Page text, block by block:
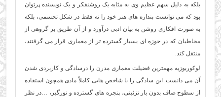
بلکه به دلیل سهم عظیم وی به مثابه یک روشنفکر و یک نویسنده پرتوان
بود که می توانست پنداره های هنر خود را نه فقط در شکل تجسمی، بلکه
به صورت افکاری روشن به بیان ادبی درآورد و از آن طریق بر گروهی از
مخاطبان که در حوزه ای بسیار گسترده تر از معماری قرار می گرفتند،
منتقل کند.
لوکوربوزیه مهمترین فضیلت معماری مدرن را درسادگی و کاربردی شدن
آن می دانست. این سادگی را با شاخص هایی کاملاً مادی همچون استفاده
از سطوح صاف بدون بار تزئینی، پنجره های گسترده و نورگیر، …در نظر